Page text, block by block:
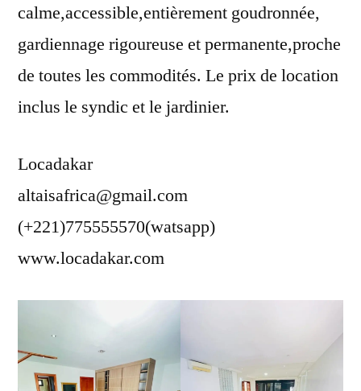
calme,accessible,entièrement goudronnée,
gardiennage rigoureuse et permanente,proche
de toutes les commodités. Le prix de location
inclus le syndic et le jardinier.
Locadakar
altaisafrica@gmail.com
(+221)775555570(watsapp)
www.locadakar.com